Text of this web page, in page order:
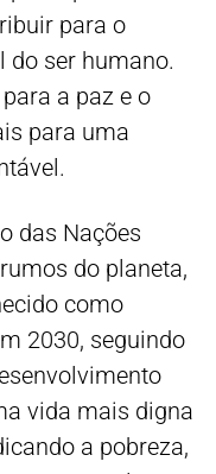
para o
do ser humano.
a paz e o
para uma
das Nações
do planeta,
como
2030, seguindo
vida mais digna
a pobreza,